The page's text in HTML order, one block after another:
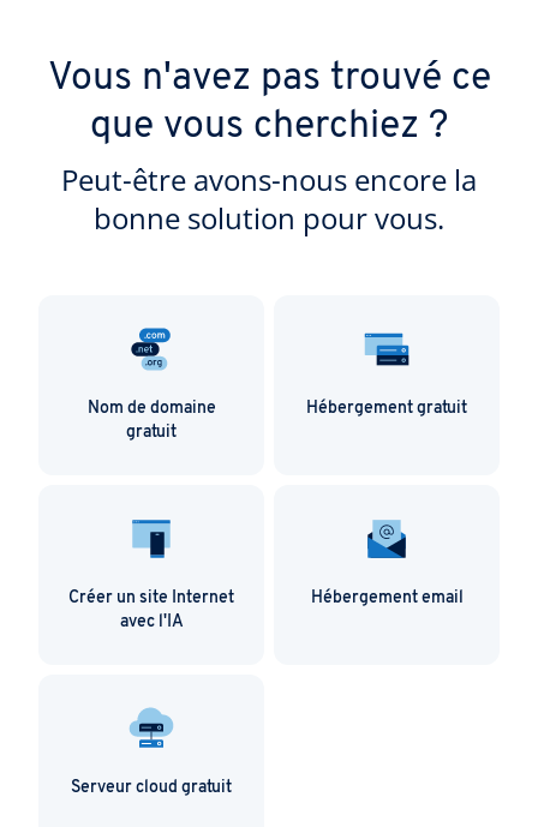
Vous n'avez pas trouvé ce
que vous cherchiez ?
Peut-être avons-nous encore la
bonne solution pour vous.
Nom de domaine
gratuit
Hébergement gratuit
Créer un site Internet
avec l'IA
Hébergement email
Serveur cloud gratuit